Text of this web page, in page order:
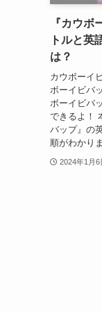
『カウボ
トルと英
は？
カウボーイ
ボーイビバ
ボーイビバ
できるよ！
バップ』の
順がわかり
2024年1月6